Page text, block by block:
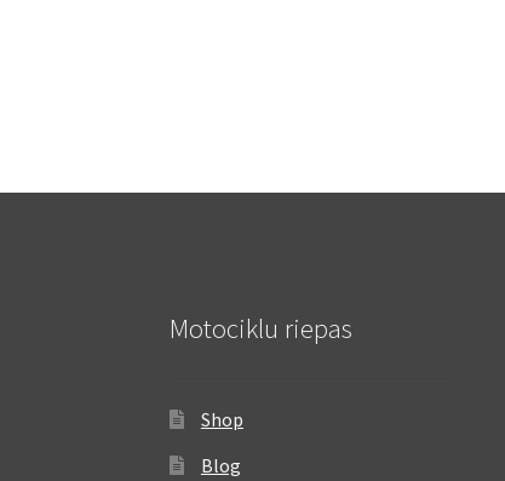
Motociklu riepas
Shop
Blog